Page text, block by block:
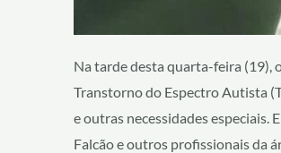
Na tarde desta quarta-feira (19),
Transtorno do Espectro Autista
e outras necessidades especiais.
Falcão e outros profissionais da